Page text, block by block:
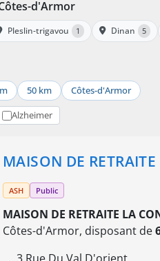
d'Armor
Pleslin-trigavou 1 Dinan 5
50 km Côtes-d'Armor
Alzheimer
MAISON DE
ASH Public
MAISON DE RETRAITE LA
Côtes-d'Armor, disposant de